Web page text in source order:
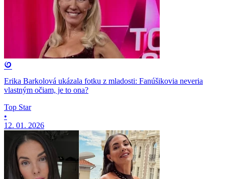
Erika Barkolová ukázala fotku z mladosti: Fanúšikovia neveria
vlastným očiam, je to ona?
Top Star
•
12. 01. 2026